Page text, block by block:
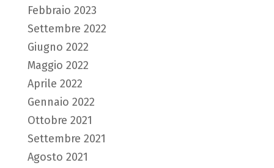
Febbraio 2023
Settembre 2022
Giugno 2022
Maggio 2022
Aprile 2022
Gennaio 2022
Ottobre 2021
Settembre 2021
Agosto 2021